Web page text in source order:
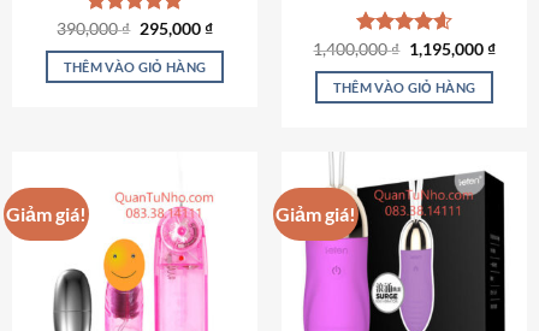
Được xếp
hạng4.90
5 sao
390,000₫ Giá
là:
390,000 ₫.
295,000₫Giá
tại
THÊM VÀO GIỎ HÀNG
Được xếp
hạng4.62
5 sao
1,400,000₫ Giá
gốc
là:
1,400,000 ₫.
1,195,000₫Giá
THÊM VÀO GIỎ HÀNG
Giảm giá! Giảm giá!